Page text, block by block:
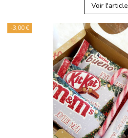
Voir l'article
-3,00 €